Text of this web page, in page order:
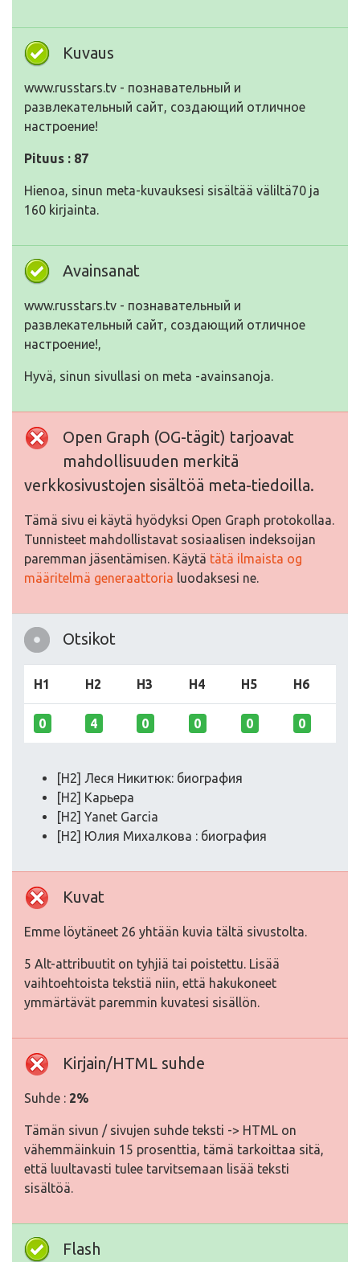
Kuvaus
www.russtars.tv - познавательный и
развлекательный сайт, создающий отличное
настроение!
Pituus : 87
Hienoa, sinun meta-kuvauksesi sisältää väliltä70 ja
160 kirjainta.
Avainsanat
www.russtars.tv - познавательный и
развлекательный сайт, создающий отличное
настроение!,
Hyvä, sinun sivullasi on meta -avainsanoja.
Open Graph (OG-tägit) tarjoavat
mahdollisuuden merkitä
verkkosivustojen sisältöä meta-tiedoilla.
Tämä sivu ei käytä hyödyksi Open Graph protokollaa.
Tunnisteet mahdollistavat sosiaalisen indeksoijan
paremman jäsentämisen. Käytä tätä ilmaista og
määritelmä generaattoria luodaksesi ne.
Otsikot
H1 H2 H3 H4 H5 H6
0 4 0 0 0 0
[H2] Леся Никитюк: биография
[H2] Карьера
[H2] Yanet Garcia
[H2] Юлия Михалкова : биография
Kuvat
Emme löytäneet 26 yhtään kuvia tältä sivustolta.
5 Alt-attribuutit on tyhjiä tai poistettu. Lisää
vaihtoehtoista tekstiä niin, että hakukoneet
ymmärtävät paremmin kuvatesi sisällön.
Kirjain/HTML suhde
Suhde : 2%
Tämän sivun / sivujen suhde teksti -> HTML on
vähemmäinkuin 15 prosenttia, tämä tarkoittaa sitä,
että luultavasti tulee tarvitsemaan lisää teksti
sisältöä.
Flash